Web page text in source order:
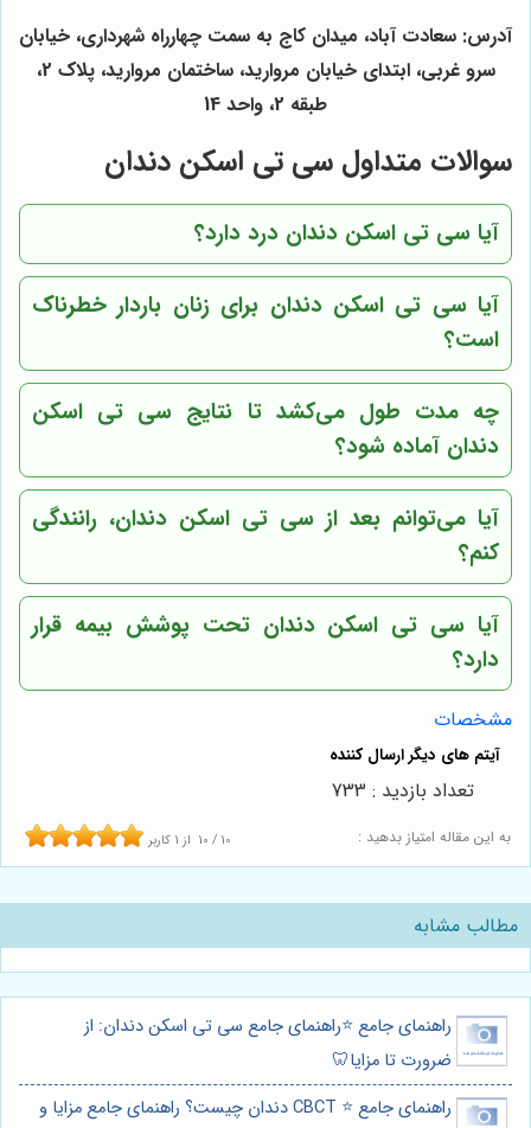
آدرس: سعادت آباد، میدان کاج به سمت چهارراه شهرداری، خیابان
سرو غربی، ابتدای خیابان مروارید، ساختمان مروارید، پلاک 2،
طبقه 2، واحد 14
سوالات متداول سی تی اسکن دندان
آیا سی تی اسکن دندان درد دارد؟
آیا سی تی اسکن دندان برای زنان باردار خطرناک
است؟
چه مدت طول می‌کشد تا نتایج سی تی اسکن
دندان آماده شود؟
آیا می‌توانم بعد از سی تی اسکن دندان، رانندگی
کنم؟
آیا سی تی اسکن دندان تحت پوشش بیمه قرار
دارد؟
مشخصات
به این مقاله امتیاز بدهید : 10 / 10 از 1 کاربر
تعداد بازدید : 733
مطالب مشابه
راهنمای جامع ⭐️راهنمای جامع سی تی اسکن دندان: از
ضرورت تا مزایا🦷
راهنمای جامع ⭐️ CBCT دندان چیست؟ راهنمای جامع مزایا و